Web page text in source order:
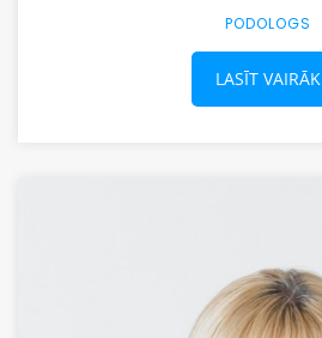
PODOLOGS
LASĪT VAIRĀK